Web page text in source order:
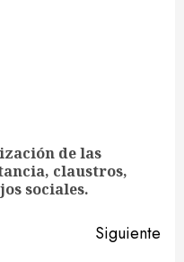
de las
claustros,
sociales.
Siguiente